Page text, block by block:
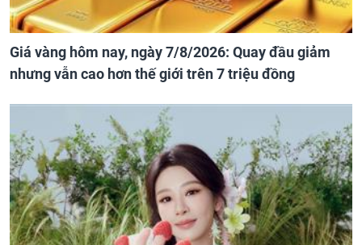
Giá vàng hôm nay, ngày 7/8/2026: Quay đầu giảm
nhưng vẫn cao hơn thế giới trên 7 triệu đồng